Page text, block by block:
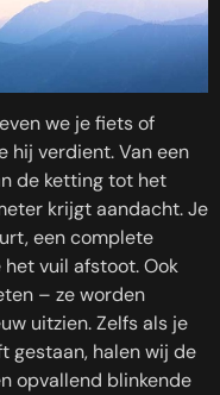
we je fiets of
hij verdient. Van een
de ketting tot het
krijgt aandacht. Je
een complete
vuil afstoot. Ook
– ze worden
uitzien. Zelfs als je
gestaan, halen wij de
opvallend blinkende